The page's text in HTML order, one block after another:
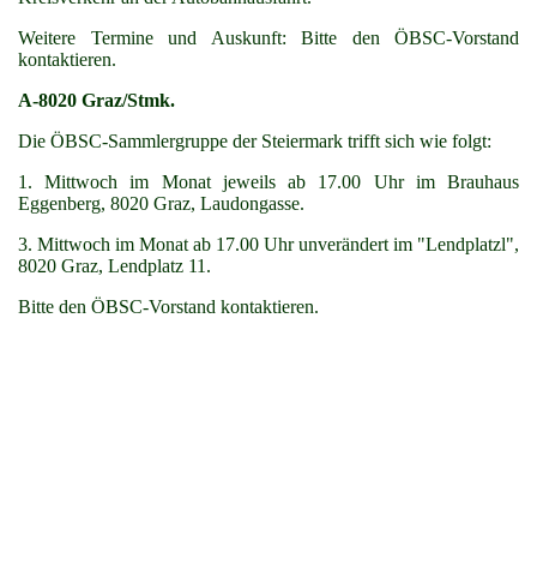
Weitere Termine und Auskunft: Bitte den ÖBSC-Vorstand
kontaktieren.
A-8020 Graz/Stmk.
Die ÖBSC-Sammlergruppe der Steiermark trifft sich wie folgt:
1. Mittwoch im Monat jeweils ab 17.00 Uhr im Brauhaus
Eggenberg, 8020 Graz, Laudongasse.
3. Mittwoch im Monat ab 17.00 Uhr unverändert im "Lendplatzl",
8020 Graz, Lendplatz 11.
Bitte den ÖBSC-Vorstand kontaktieren.